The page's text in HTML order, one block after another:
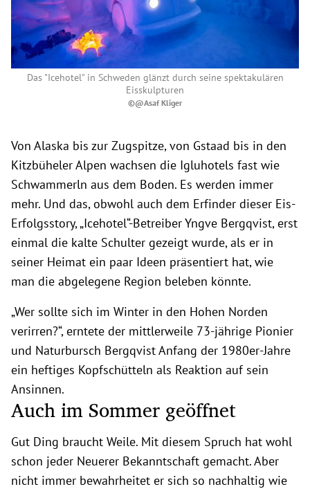
Das "Icehotel" in Schweden glänzt durch seine spektakulären
Eisskulpturen
©@Asaf Kliger
Von Alaska bis zur Zugspitze, von Gstaad bis in den
Kitzbüheler Alpen wachsen die Igluhotels fast wie
Schwammerln aus dem Boden. Es werden immer
mehr. Und das, obwohl auch dem Erfinder dieser Eis-
Erfolgsstory, „Icehotel“-Betreiber Yngve Bergqvist, erst
einmal die kalte Schulter gezeigt wurde, als er in
seiner Heimat ein paar Ideen präsentiert hat, wie
man die abgelegene Region beleben könnte.
„Wer sollte sich im Winter in den Hohen Norden
verirren?“, erntete der mittlerweile 73-jährige Pionier
und Naturbursch Bergqvist Anfang der 1980er-Jahre
ein heftiges Kopfschütteln als Reaktion auf sein
Ansinnen.
Auch im Sommer geöffnet
Gut Ding braucht Weile. Mit diesem Spruch hat wohl
schon jeder Neuerer Bekanntschaft gemacht. Aber
nicht immer bewahrheitet er sich so nachhaltig wie